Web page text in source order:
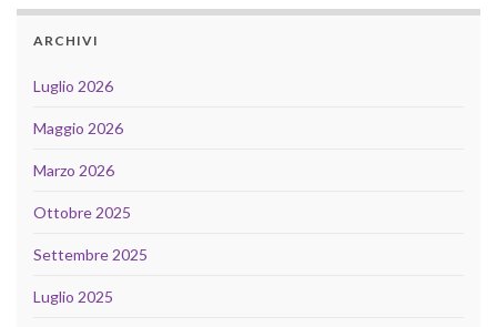
ARCHIVI
Luglio 2026
Maggio 2026
Marzo 2026
Ottobre 2025
Settembre 2025
Luglio 2025